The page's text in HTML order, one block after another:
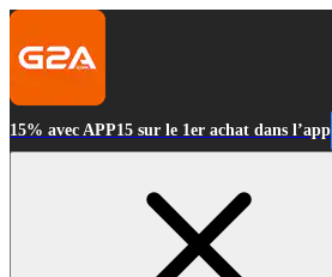
15% avec APP15 sur le 1er achat dans l’app